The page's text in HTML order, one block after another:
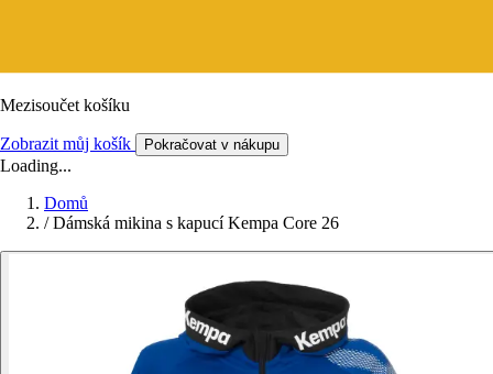
Mezisoučet košíku
Zobrazit můj košík Pokračovat v nákupu
Loading...
Domů
/ Dámská mikina s kapucí Kempa Core 26